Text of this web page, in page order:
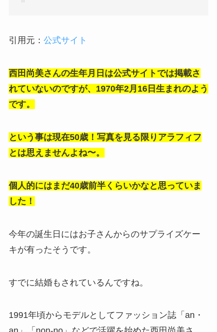
引用元： 公式サイト
西田尚美さんの生年月日は公式サイトでは掲載さ
れていないのですが、1970年2月16日生まれのよう
です。
という事は現在50歳！写真を見る限りアラフィフ
とは思えませんよね〜。
個人的にはまだ40歳前半くらいかなと思っていま
した！
今年の誕生日にはお子さんからのサプライズケー
キが有ったそうです。
すでに結婚もされているんですね。
1991年頃からモデルとしてファッション誌「an・